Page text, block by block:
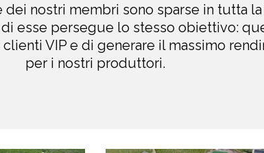
nostri membri sono sparse in tutta la
di esse persegue lo stesso obiettivo:
VIP e di generare il massimo
per i nostri produttori.